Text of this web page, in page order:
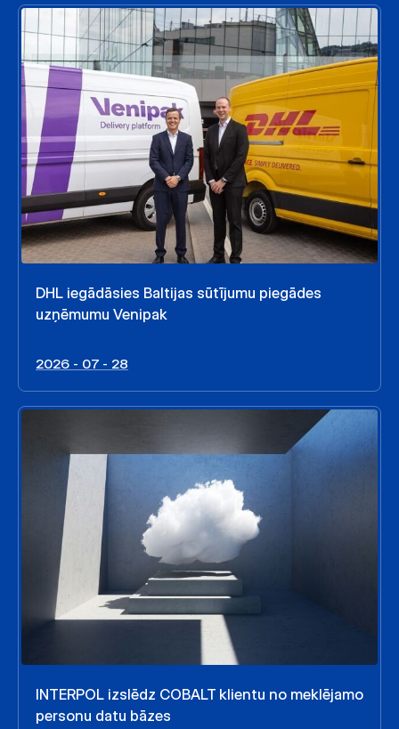
DHL iegādāsies Baltijas sūtījumu piegādes
uzņēmumu Venipak
2026 - 07 - 28
INTERPOL izslēdz COBALT klientu no meklējamo
personu datu bāzes